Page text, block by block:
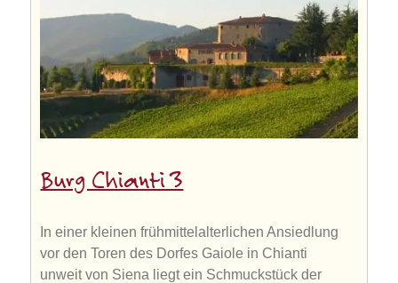
Burg Chianti 3
In einer kleinen frühmittelalterlichen Ansiedlung
vor den Toren des Dorfes Gaiole in Chianti
unweit von Siena liegt ein Schmuckstück der